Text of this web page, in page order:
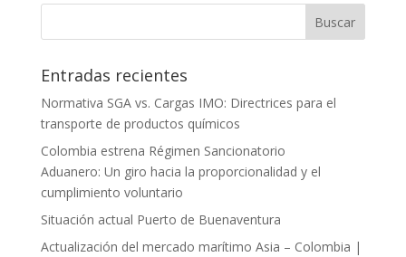
Entradas recientes
Normativa SGA vs. Cargas IMO: Directrices para el
transporte de productos químicos
Colombia estrena Régimen Sancionatorio
Aduanero: Un giro hacia la proporcionalidad y el
cumplimiento voluntario
Situación actual Puerto de Buenaventura
Actualización del mercado marítimo Asia – Colombia |